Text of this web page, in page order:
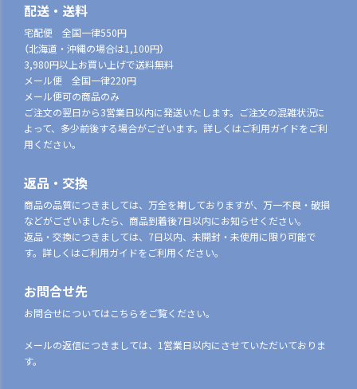
配送・送料
宅配便 全国一律550円
（北海道・沖縄の場合は1,100円）
3,980円以上お買い上げで送料無料
メール便 全国一律220円
メール便可の商品のみ
ご注文の翌日から3営業日以内に発送いたします。ご注文の混雑状況に
よって、多少前後する場合がございます。詳しくはご利用ガイドをご利
用ください。
返品・交換
商品の品質につきましては、万全を期しておりますが、万一不良・破損
などがございましたら、商品到着後7日以内にお知らせください。
返品・交換につきましては、7日以内、未開封・未使用に限り可能で
す。詳しくはご利用ガイドをご利用ください。
お問合せ先
お問合せについてはこちらをご覧ください。
メールの返信につきましては、1営業日以内にさせていただいておりま
す。